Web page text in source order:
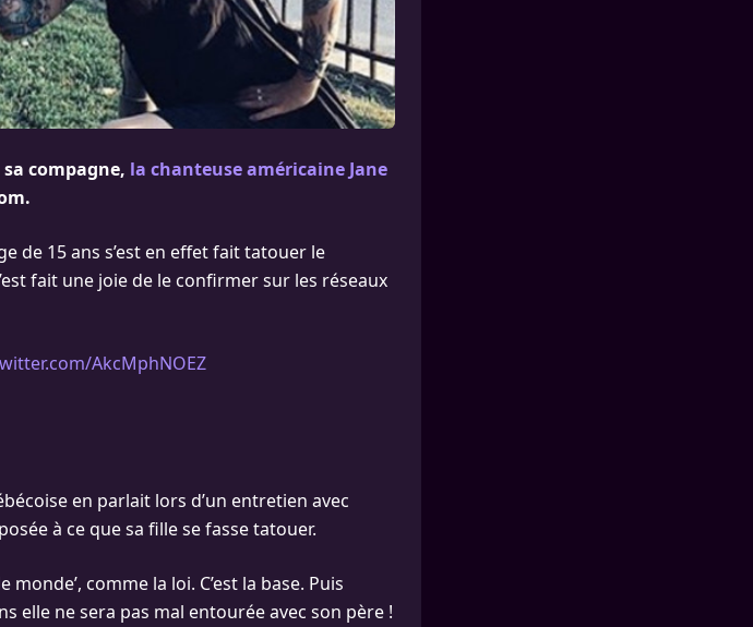
compagne, la chanteuse américaine Jane
de 15 ans s’est en effet fait tatouer le
fait une joie de le confirmer sur les réseaux
AkcMphNOEZ
en parlait lors d’un entretien avec
à ce que sa fille se fasse tatouer.
comme la loi. C’est la base. Puis
elle ne sera pas mal entourée avec son père !